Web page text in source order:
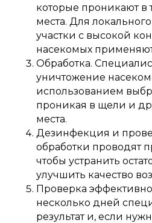
которые проникают в
места. Для
участки с высокой
насекомых
Обработка.
уничтожение
использованием
проникая в щели и
места.
Дезинфекция и
обработки проводят
чтобы устранить
улучшить качество
Проверка
несколько дней
результат и, если